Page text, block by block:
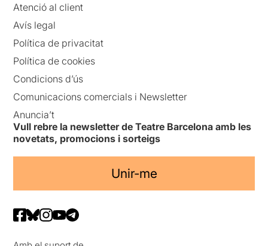
Atenció al client
Avís legal
Política de privacitat
Política de cookies
Condicions d’ús
Comunicacions comercials i Newsletter
Anuncia’t
Vull rebre la newsletter de Teatre Barcelona amb les
novetats, promocions i sorteigs
Unir-me